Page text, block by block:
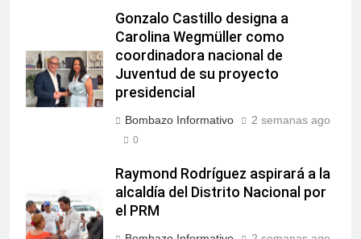
Gonzalo Castillo designa a
Carolina Wegmüller como
coordinadora nacional de
Juventud de su proyecto
presidencial
Bombazo Informativo 2 semanas ago
0
Raymond Rodríguez aspirará a la
alcaldía del Distrito Nacional por
el PRM